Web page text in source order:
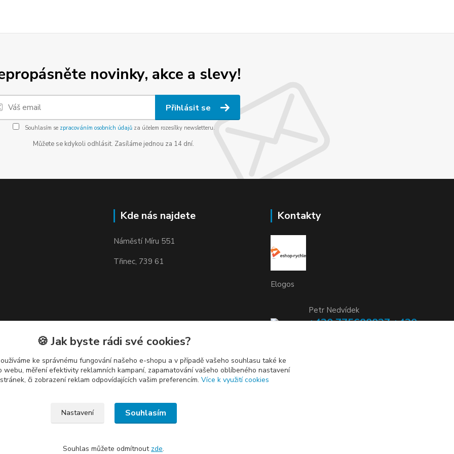
novinky, akce a slevy!
Přihlásit se
Souhlasím se zpracováním osobních údajůza účelem rozesílky newsletteru.
Můžete se kdykoli odhlásit. Zasíláme jednou za 14 dní.
Kde nás najdete
Náměstí Míru 551
Třinec, 739 61
Kontakty
Elogos
Petr Nedvídek
+420 775688827 +420
info@elogos.cz
🍪 Jak byste rádi své cookies?
ke správnému fungování našeho e-shopu a v případě vašeho souhlasu také ke
měření efektivity reklamních kampaní, zapamatování vašeho oblíbeného nastavení
či zobrazení reklam odpovídajících vašim preferencím. Více k využití cookies
Nastavení Souhlasím
Souhlas můžete odmítnout zde.